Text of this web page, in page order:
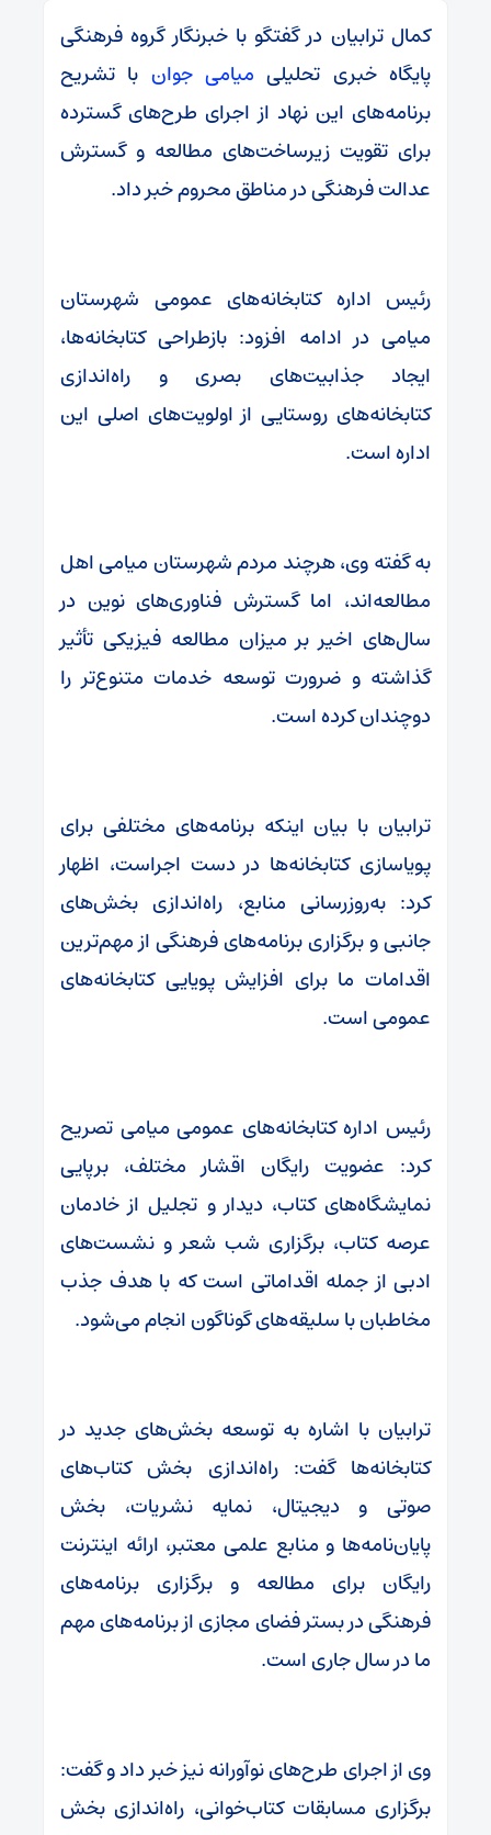
کمال ترابیان در گفتگو با خبرنگار گروه فرهنگی
پایگاه خبری تحلیلی میامی جوان با تشریح
برنامه‌های این نهاد از اجرای طرح‌های گسترده
برای تقویت زیرساخت‌های مطالعه و گسترش
عدالت فرهنگی در مناطق محروم خبر داد.
رئیس اداره کتابخانه‌های عمومی شهرستان
میامی در ادامه افزود: بازطراحی کتابخانه‌ها،
ایجاد جذابیت‌های بصری و راه‌اندازی
کتابخانه‌های روستایی از اولویت‌های اصلی این
اداره است.
به گفته وی، هرچند مردم شهرستان میامی اهل
مطالعه‌اند، اما گسترش فناوری‌های نوین در
سال‌های اخیر بر میزان مطالعه فیزیکی تأثیر
گذاشته و ضرورت توسعه خدمات متنوع‌تر را
دوچندان کرده است.
ترابیان با بیان اینکه برنامه‌های مختلفی برای
پویاسازی کتابخانه‌ها در دست اجراست، اظهار
کرد: به‌روزرسانی منابع، راه‌اندازی بخش‌های
جانبی و برگزاری برنامه‌های فرهنگی از مهم‌ترین
اقدامات ما برای افزایش پویایی کتابخانه‌های
عمومی است.
رئیس اداره کتابخانه‌های عمومی میامی تصریح
کرد: عضویت رایگان اقشار مختلف، برپایی
نمایشگاه‌های کتاب، دیدار و تجلیل از خادمان
عرصه کتاب، برگزاری شب شعر و نشست‌های
ادبی از جمله اقداماتی است که با هدف جذب
مخاطبان با سلیقه‌های گوناگون انجام می‌شود.
ترابیان با اشاره به توسعه بخش‌های جدید در
کتابخانه‌ها گفت: راه‌اندازی بخش کتاب‌های
صوتی و دیجیتال، نمایه نشریات، بخش
پایان‌نامه‌ها و منابع علمی معتبر، ارائه اینترنت
رایگان برای مطالعه و برگزاری برنامه‌های
فرهنگی در بستر فضای مجازی از برنامه‌های مهم
ما در سال جاری است.
وی از اجرای طرح‌های نوآورانه نیز خبر داد و گفت:
برگزاری مسابقات کتاب‌خوانی، راه‌اندازی بخش